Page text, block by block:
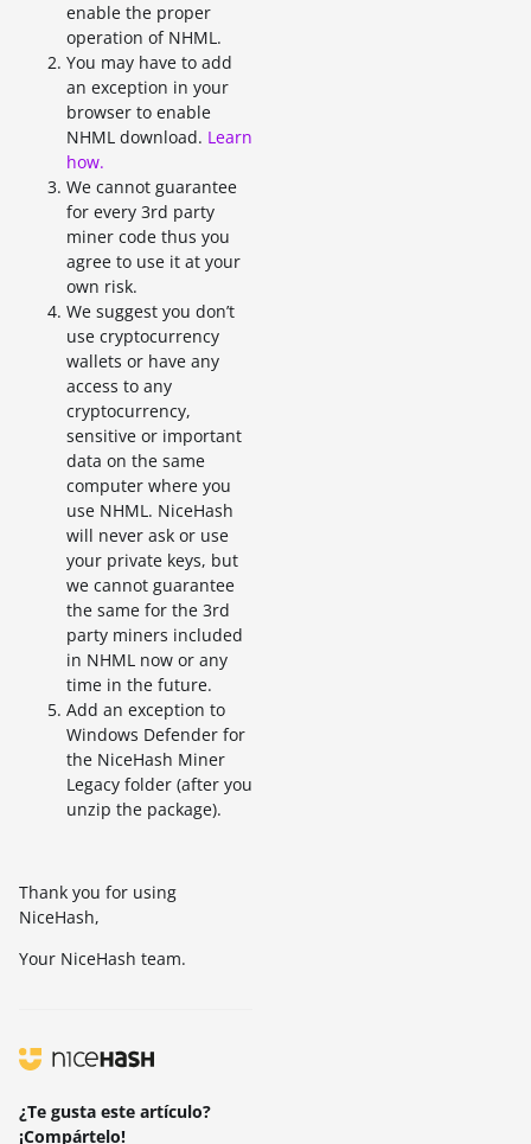
enable the proper
operation of NHML.
You may have to add
an exception in your
browser to enable
NHML download. Learn
how.
We cannot guarantee
for every 3rd party
miner code thus you
agree to use it at your
own risk.
We suggest you don’t
use cryptocurrency
wallets or have any
access to any
cryptocurrency,
sensitive or important
data on the same
computer where you
use NHML. NiceHash
will never ask or use
your private keys, but
we cannot guarantee
the same for the 3rd
party miners included
in NHML now or any
time in the future.
Add an exception to
Windows Defender for
the NiceHash Miner
Legacy folder (after you
unzip the package).
Thank you for using
NiceHash,
Your NiceHash team.
¿Te gusta este artículo?
¡Compártelo!